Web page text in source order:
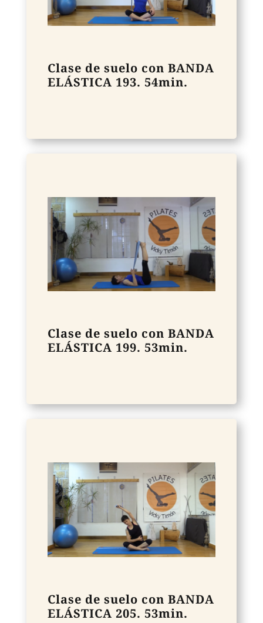
Clase de suelo con BANDA
ELÁSTICA 193. 54min.
Clase de suelo con BANDA
ELÁSTICA 199. 53min.
Clase de suelo con BANDA
ELÁSTICA 205. 53min.